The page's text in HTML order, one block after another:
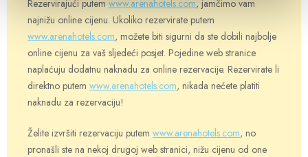
Rezervirajući putem www.arenahotels.com, jamčimo vam
najnižu online cijenu. Ukoliko rezervirate putem
www.arenahotels.com, možete biti sigurni da ste dobili najbolje
online cijenu za vaš sljedeći posjet. Pojedine web stranice
naplaćuju dodatnu naknadu za online rezervacije. Rezervirate li
direktno putem www.arenahotels.com, nikada nećete platiti
naknadu za rezervaciju!
Želite izvršiti rezervaciju putem www.arenahotels.com, no
pronašli ste na nekoj drugoj web stranici, nižu cijenu od one